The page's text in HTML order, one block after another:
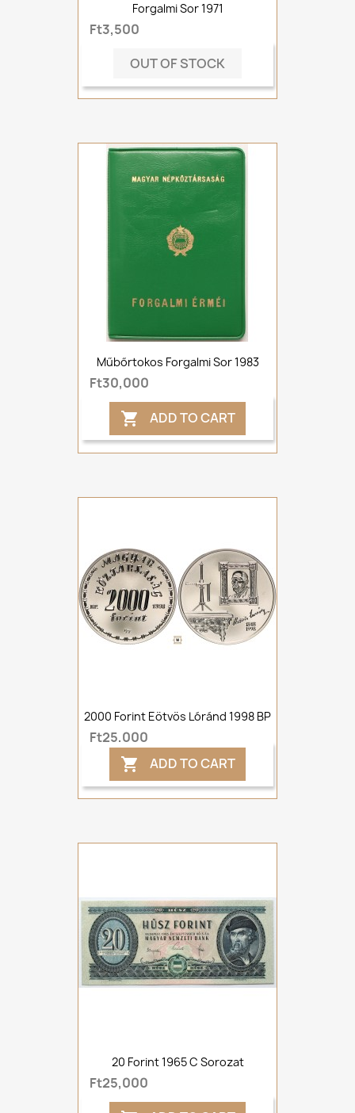
Forgalmi Sor 1971
Ft3,500
OUT OF STOCK
Műbőrtokos Forgalmi Sor 1983
Ft30,000
 ADD TO CART
2000 Forint Eötvös Lóránd 1998 BP
Ft25,000
 ADD TO CART
20 Forint 1965 C Sorozat
Ft25,000